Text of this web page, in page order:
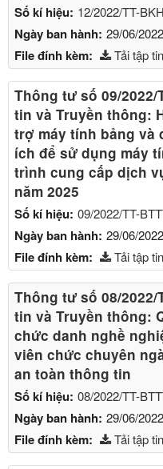
Số kí hiệu: 12/2022/TT-
Ngày ban hành: 29/06/2022
File đính kèm: Tải tập tin
Thông tư số 09/2022/
tin và Truyền thông:
trợ máy tính bảng và
ích để sử dụng máy
trình cung cấp dịch
năm 2025
Số kí hiệu: 09/2022/TT-
Ngày ban hành: 29/06/2022
File đính kèm: Tải tập tin
Thông tư số 08/2022/
tin và Truyền thông:
chức danh nghề
viên chức chuyên
an toàn thông tin
Số kí hiệu: 08/2022/TT-
Ngày ban hành: 29/06/2022
File đính kèm: Tải tập tin